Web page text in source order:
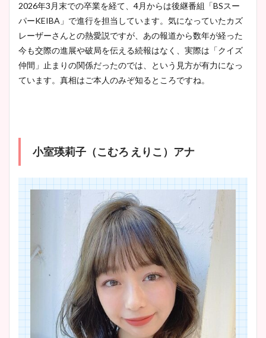
2026年3月末での卒業を経て、4月からは後継番組「BSスー
パーKEIBA」で進行を担当しています。気になっていたカズ
レーザーさんとの熱愛説ですが、あの報道から数年が経った
今も交際の進展や破局を伝える続報はなく、実際は「クイズ
仲間」止まりの関係だったのでは、という見方が有力になっ
ています。真相はご本人のみぞ知るところですね。
小室瑛莉子（こむろ えりこ）アナ